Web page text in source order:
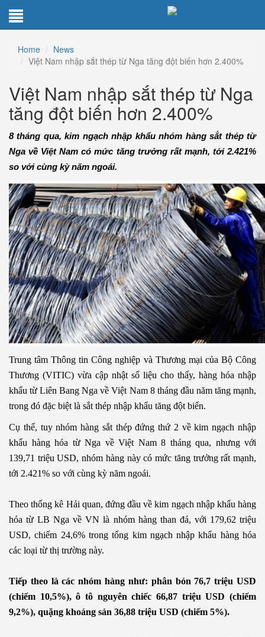
Home
News
Việt Nam nhập sắt thép từ Nga tăng đột biến hơn 2.400%
Việt Nam nhập sắt thép từ Nga
tăng đột biến hơn 2.400%
8 tháng qua, kim ngạch nhập khẩu nhóm hàng sắt thép từ
Nga về Việt Nam có mức tăng trưởng rất mạnh, tới 2.421%
so với cùng kỳ năm ngoái.
Trung tâm Thông tin Công nghiệp và Thương mại của Bộ Công
Thương (VITIC) vừa cập nhật số liệu cho thấy, hàng hóa nhập
khẩu từ Liên Bang Nga về Việt Nam 8 tháng đầu năm tăng mạnh,
trong đó đặc biệt là sắt thép nhập khẩu tăng đột biến.
Cụ thể, tuy nhóm hàng sắt thép đứng thứ 2 về kim ngạch nhập
khẩu hàng hóa từ Nga về Việt Nam 8 tháng qua, nhưng với
139,71 triệu USD, nhóm hàng này có mức tăng trưởng rất mạnh,
tới 2.421% so với cùng kỳ năm ngoái.
Theo thống kê Hải quan, đứng đầu về kim ngạch nhập khẩu hàng
hóa từ LB Nga về VN là nhóm hàng than đá, với 179,62 triệu
USD, chiếm 24,6% trong tổng kim ngạch nhập khẩu hàng hóa
các loại từ thị trường này.
Tiếp theo là các nhóm hàng như: phân bón 76,7 triệu USD
(chiếm 10,5%), ô tô nguyên chiếc 66,87 triệu USD (chiếm
9,2%), quặng khoáng sản 36,88 triệu USD (chiếm 5%).